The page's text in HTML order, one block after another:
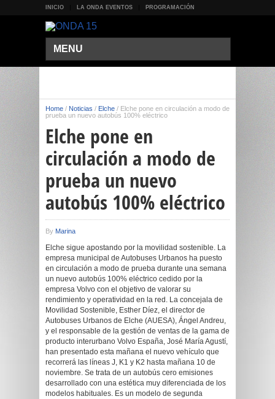
INICIO LA ONDA EVENTOS PROGRAMACIÓN
MENU
Home / Noticias / Elche / Elche pone en circulación a modo de
prueba un nuevo autobús 100% eléctrico
Elche pone en
circulación a modo de
prueba un nuevo
autobús 100% eléctrico
By Marina
Elche sigue apostando por la movilidad sostenible. La
empresa municipal de Autobuses Urbanos ha puesto
en circulación a modo de prueba durante una semana
un nuevo autobús 100% eléctrico cedido por la
empresa Volvo con el objetivo de valorar su
rendimiento y operatividad en la red. La concejala de
Movilidad Sostenible, Esther Díez, el director de
Autobuses Urbanos de Elche (AUESA), Ángel Andreu,
y el responsable de la gestión de ventas de la gama de
producto interurbano Volvo España, José María Agustí,
han presentado esta mañana el nuevo vehículo que
recorrerá las líneas J, K1 y K2 hasta mañana 10 de
noviembre. Se trata de un autobús cero emisiones
desarrollado con una estética muy diferenciada de los
modelos habituales. Es un modelo de segunda